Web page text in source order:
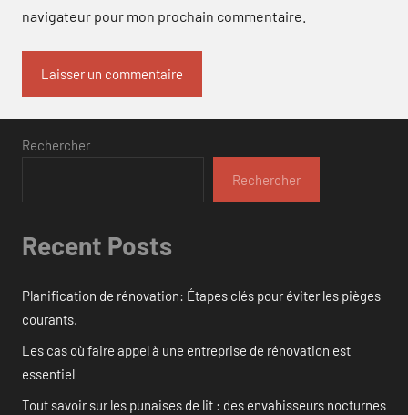
navigateur pour mon prochain commentaire.
Rechercher
Rechercher
Recent Posts
Planification de rénovation: Étapes clés pour éviter les pièges
courants.
Les cas où faire appel à une entreprise de rénovation est
essentiel
Tout savoir sur les punaises de lit : des envahisseurs nocturnes